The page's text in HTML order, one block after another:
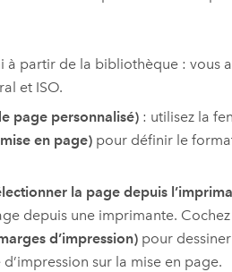
partir de la bibliothèque : vous
et ISO.
page personnalisé): utilisez la
en page)pour définir le
la page depuis
depuis une imprimante. Cochez
d’impression)pour
sur la mise en page.